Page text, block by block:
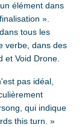
élément dans
».
tous les
verbe, dans des
et Void Drone.
pas idéal,
qui indique
this turn. »